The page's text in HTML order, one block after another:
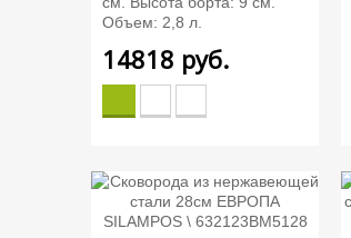
Объем: 2,8 л.
14818 руб.